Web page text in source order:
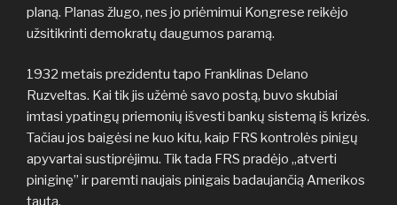
planą. Planas žlugo, nes jo priėmimui Kongrese reikėjo
užsitikrinti demokratų daugumos paramą.
1932 metais prezidentu tapo Franklinas Delano
Ruzveltas. Kai tik jis užėmė savo postą, buvo skubiai
imtasi ypatingų priemonių išvesti bankų sistemą iš krizės.
Tačiau jos baigėsi ne kuo kitu, kaip FRS kontrolės pinigų
apyvartai sustiprėjimu. Tik tada FRS pradėjo „atverti
piniginę” ir paremti naujais pinigais badaujančią Amerikos
tautą.